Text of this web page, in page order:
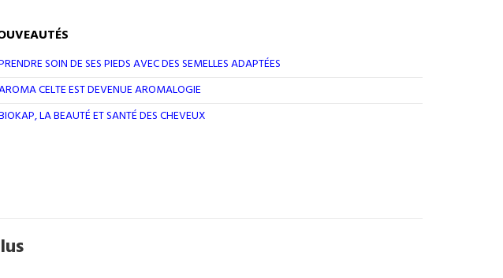
SOIN DE SES PIEDS AVEC DES SEMELLES ADAPTÉES
CELTE EST DEVENUE AROMALOGIE
LA BEAUTÉ ET SANTÉ DES CHEVEUX